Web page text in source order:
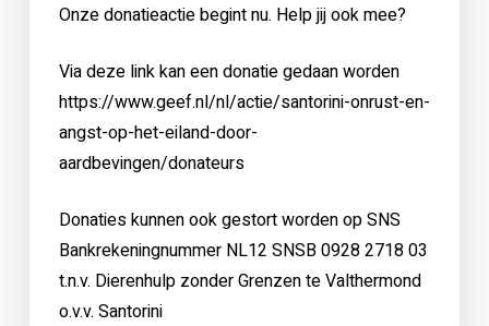
Onze donatieactie begint nu. Help jij ook mee?
Via deze link kan een donatie gedaan worden
https://www.geef.nl/nl/actie/santorini-onrust-en-
angst-op-het-eiland-door-
aardbevingen/donateurs
Donaties kunnen ook gestort worden op SNS
Bankrekeningnummer NL12 SNSB 0928 2718 03
t.n.v. Dierenhulp zonder Grenzen te Valthermond
o.v.v. Santorini